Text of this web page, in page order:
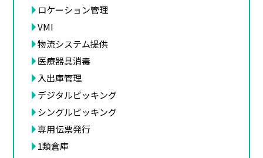
ロケーション管理
VMI
物流システム提供
医療器具消毒
入出庫管理
デジタルピッキング
シングルピッキング
専用伝票発行
1類倉庫